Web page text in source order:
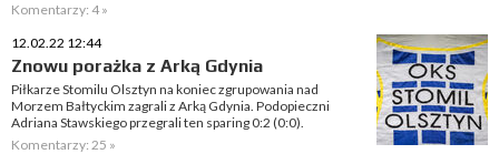
Komentarzy: 4 »
12.02.22 12:44
Znowu porażka z Arką Gdynia
Piłkarze Stomilu Olsztyn na koniec zgrupowania nad
Morzem Bałtyckim zagrali z Arką Gdynia. Podopieczni
Adriana Stawskiego przegrali ten sparing 0:2 (0:0).
Komentarzy: 25 »